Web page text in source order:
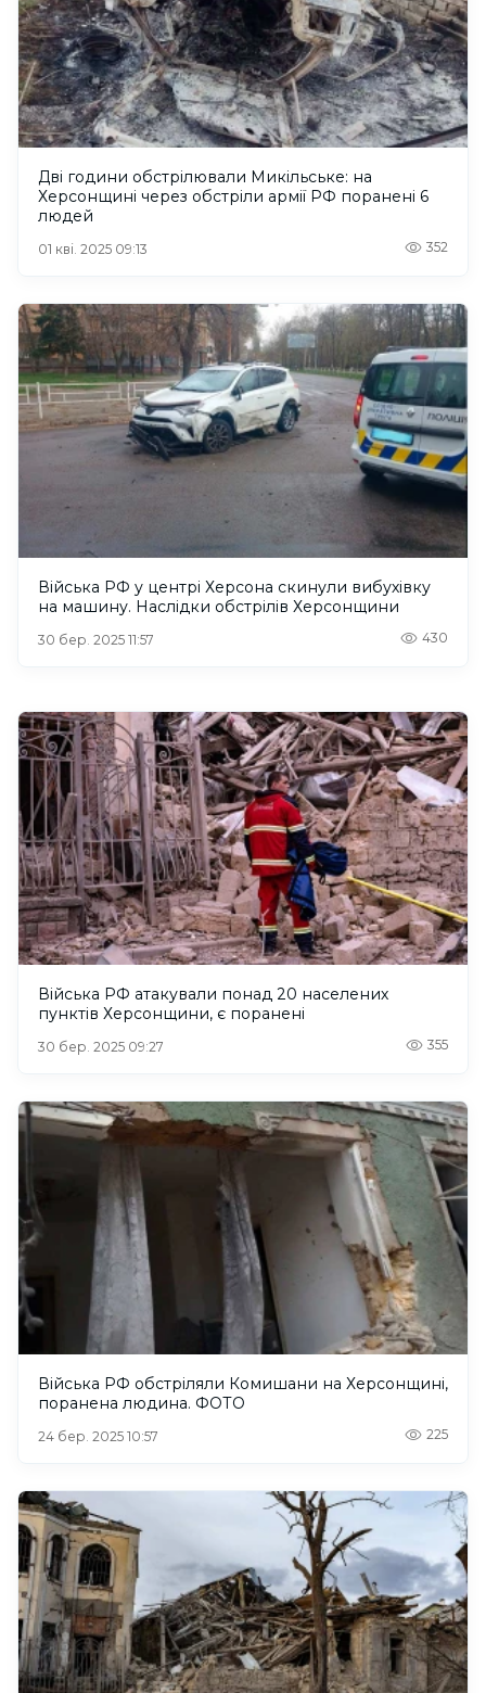
Дві години обстрілювали Микільське: на
Херсонщині через обстріли армії РФ поранені 6
людей
01 кві. 2025 09:13 352
Війська РФ у центрі Херсона скинули вибухівку
на машину. Наслідки обстрілів Херсонщини
30 бер. 2025 11:57 430
Війська РФ атакували понад 20 населених
пунктів Херсонщини, є поранені
30 бер. 2025 09:27 355
Війська РФ обстріляли Комишани на Херсонщині,
поранена людина. ФОТО
24 бер. 2025 10:57 225